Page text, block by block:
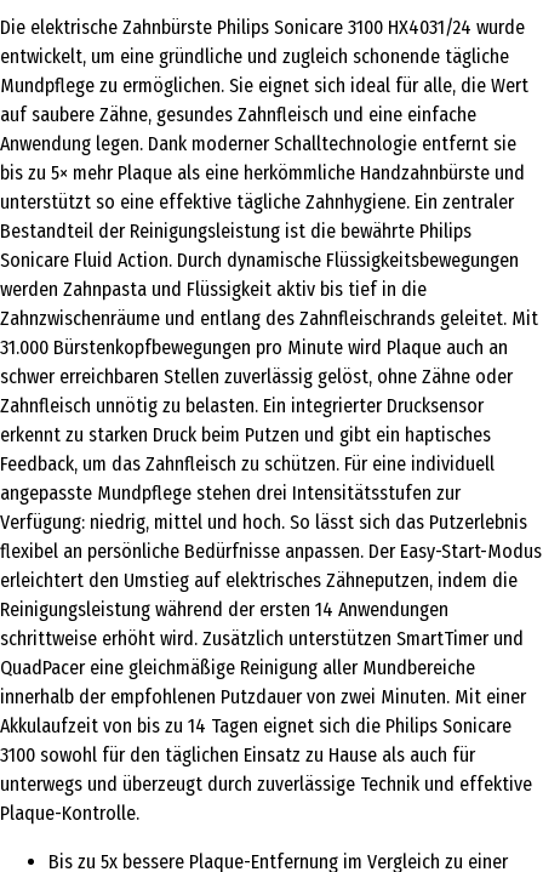
Die elektrische Zahnbürste Philips Sonicare 3100 HX4031/24 wurde
entwickelt, um eine gründliche und zugleich schonende tägliche
Mundpflege zu ermöglichen. Sie eignet sich ideal für alle, die Wert
auf saubere Zähne, gesundes Zahnfleisch und eine einfache
Anwendung legen. Dank moderner Schalltechnologie entfernt sie
bis zu 5× mehr Plaque als eine herkömmliche Handzahnbürste und
unterstützt so eine effektive tägliche Zahnhygiene. Ein zentraler
Bestandteil der Reinigungsleistung ist die bewährte Philips
Sonicare Fluid Action. Durch dynamische Flüssigkeitsbewegungen
werden Zahnpasta und Flüssigkeit aktiv bis tief in die
Zahnzwischenräume und entlang des Zahnfleischrands geleitet. Mit
31.000 Bürstenkopfbewegungen pro Minute wird Plaque auch an
schwer erreichbaren Stellen zuverlässig gelöst, ohne Zähne oder
Zahnfleisch unnötig zu belasten. Ein integrierter Drucksensor
erkennt zu starken Druck beim Putzen und gibt ein haptisches
Feedback, um das Zahnfleisch zu schützen. Für eine individuell
angepasste Mundpflege stehen drei Intensitätsstufen zur
Verfügung: niedrig, mittel und hoch. So lässt sich das Putzerlebnis
flexibel an persönliche Bedürfnisse anpassen. Der Easy-Start-Modus
erleichtert den Umstieg auf elektrisches Zähneputzen, indem die
Reinigungsleistung während der ersten 14 Anwendungen
schrittweise erhöht wird. Zusätzlich unterstützen SmartTimer und
QuadPacer eine gleichmäßige Reinigung aller Mundbereiche
innerhalb der empfohlenen Putzdauer von zwei Minuten. Mit einer
Akkulaufzeit von bis zu 14 Tagen eignet sich die Philips Sonicare
3100 sowohl für den täglichen Einsatz zu Hause als auch für
unterwegs und überzeugt durch zuverlässige Technik und effektive
Plaque-Kontrolle.
Bis zu 5x bessere Plaque-Entfernung im Vergleich zu einer